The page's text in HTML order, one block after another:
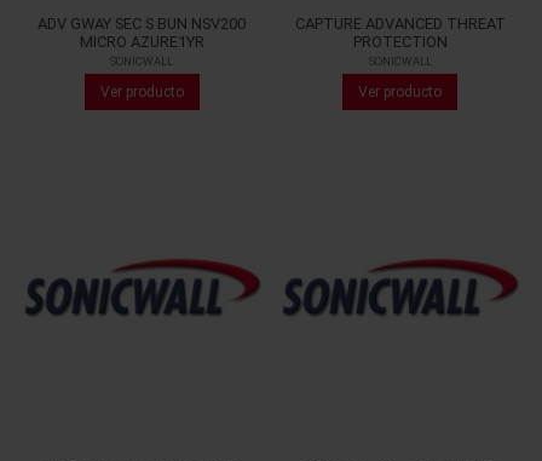
ADV GWAY SEC S BUN NSV200
MICRO AZURE1YR
SONICWALL
Ver producto
CAPTURE ADVANCED THREAT
PROTECTION
SONICWALL
Ver producto